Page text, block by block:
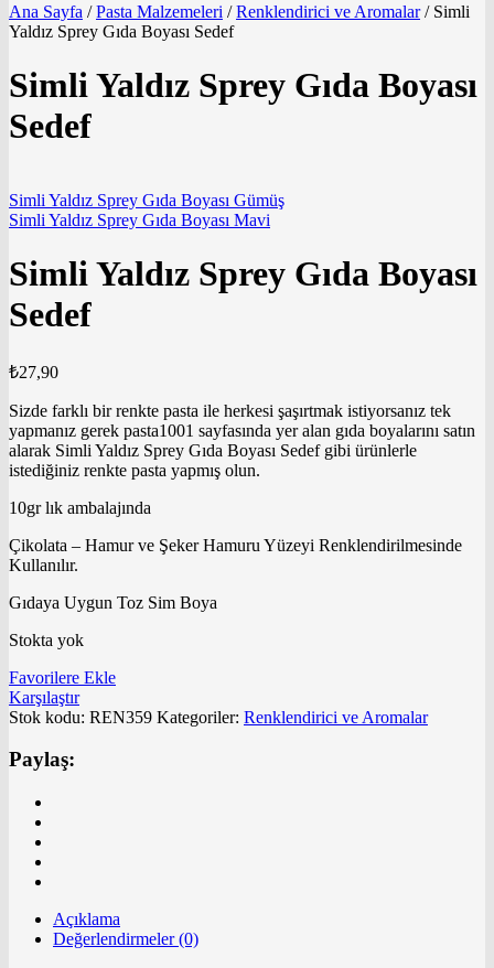
Ana Sayfa / Pasta Malzemeleri / Renklendirici ve Aromalar /Simli
Yaldız Sprey Gıda Boyası Sedef
Simli Yaldız Sprey Gıda Boyası
Sedef
Simli Yaldız Sprey Gıda Boyası Gümüş
Simli Yaldız Sprey Gıda Boyası Mavi
Simli Yaldız Sprey Gıda Boyası
Sedef
₺27,90
Sizde farklı bir renkte pasta ile herkesi şaşırtmak istiyorsanız tek
yapmanız gerek pasta1001 sayfasında yer alan gıda boyalarını satın
alarak Simli Yaldız Sprey Gıda Boyası Sedef gibi ürünlerle
istediğiniz renkte pasta yapmış olun.
10gr lık ambalajında
Çikolata – Hamur ve Şeker Hamuru Yüzeyi Renklendirilmesinde
Kullanılır.
Gıdaya Uygun Toz Sim Boya
Stokta yok
Favorilere Ekle
Karşılaştır
Stok kodu: REN359 Kategoriler: Renklendirici ve Aromalar
Paylaş:
Açıklama
Değerlendirmeler (0)